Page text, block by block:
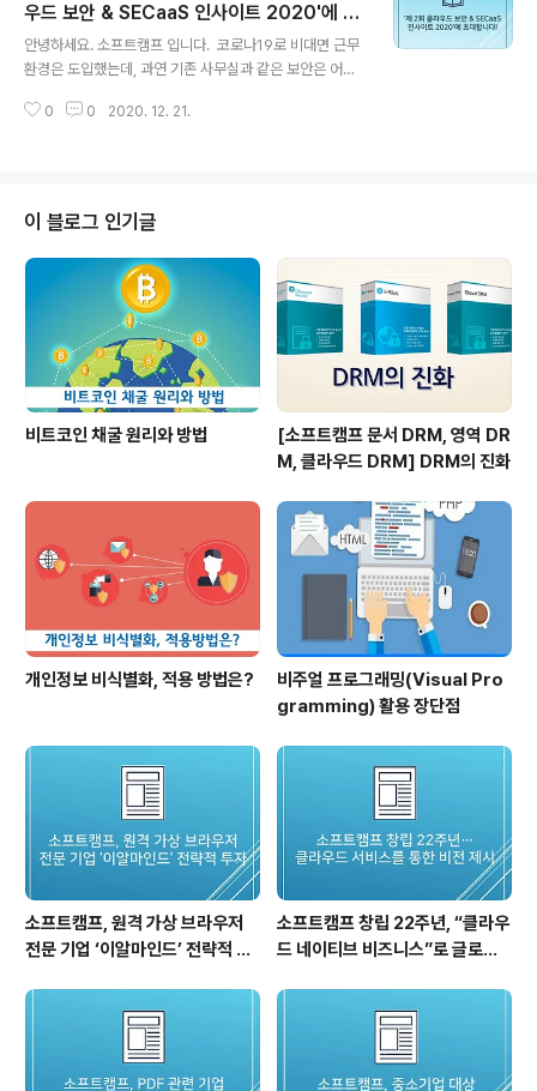
문서 처리 기술을 지속해서 확보하기 위하여 전략적 투자
를 진행한 것. 이를 계기로 기술확보를 기반해 자사의 보안
클라우드 서비스인 Security 365의 PDF, ODF(Open
Document Format, 개방형 문서 포맷) 뷰어와 편집 기능
을 확대 제공한다는 계획이다. 소프트캠프..
우드 보안 & SECaaS 인사이트 2020'에 초
대합니다!
안녕하세요. 소프트캠프 입니다. ​ 코로나19로 비대면 근무
환경은 도입했는데, 과연 기존 사무실과 같은 보안은 어떻
로나19는 비대면 업무 환경으로의 가속화를 가져왔고, 비
라우드 도입은 필수적인 성장 전략이 되었습니다. 앞으로
많은 기업들의 클라우드 환경으로의 업무 이전은 더욱 증
가할 것으로 보이는 가운데, 비대면이 가져온 클라우드 전
환에 따른 ‘데이터 보안’에 대한 관심도 고조되고 있습니다.
​ 기업들의 이러한 고민에 대응하고자, 클라우드 전환에 앞
서 반드시 고려해야 할 보안 ..
0 0 2020. 12. 21.
이 블로그 인기글
비트코인 채굴 원리와 방법
[소프트캠프 문서 DRM, 영역 DR
M, 클라우드 DRM] DRM의 진화
개인정보 비식별화, 적용 방법은?
비주얼 프로그래밍(Visual Pro
gramming) 활용 장단점
소프트캠프, 원격 가상 브라우저
전문 기업 ‘이알마인드’ 전략적 투
소프트캠프 창립 22주년, “클라우
드 네이티브 비즈니스”로 글로벌